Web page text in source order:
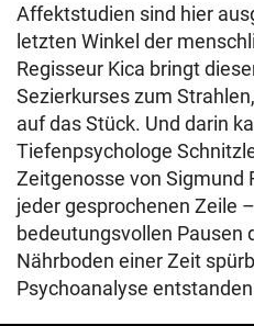
Affektstudien sind hier
letzten Winkel der
Regisseur Kica bringt
Sezierkurses zum
auf das Stück. Und darin
Tiefenpsychologe
Zeitgenosse von Sigmund
jeder gesprochenen Zeile
bedeutungsvollen Pausen
Nährboden einer Zeit
Psychoanalyse